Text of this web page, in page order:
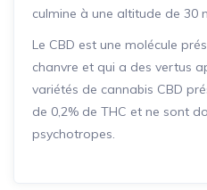
culmine à une altitude de 30
Le CBD est une molécule
chanvre et qui a des vertus
variétés de cannabis CBD
de 0,2% de THC et ne sont
psychotropes.